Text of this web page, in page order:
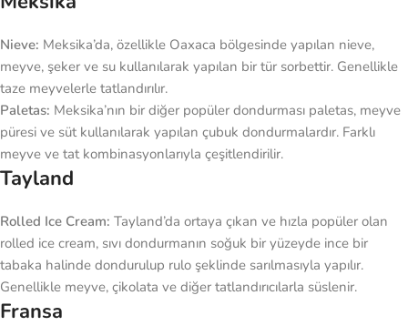
Nieve: Meksika’da, özellikle Oaxaca bölgesinde yapılan nieve,
meyve, şeker ve su kullanılarak yapılan bir tür sorbettir. Genellikle
taze meyvelerle tatlandırılır.
Paletas: Meksika’nın bir diğer popüler dondurması paletas, meyve
püresi ve süt kullanılarak yapılan çubuk dondurmalardır. Farklı
meyve ve tat kombinasyonlarıyla çeşitlendirilir.
Tayland
Rolled Ice Cream: Tayland’da ortaya çıkan ve hızla popüler olan
rolled ice cream, sıvı dondurmanın soğuk bir yüzeyde ince bir
tabaka halinde dondurulup rulo şeklinde sarılmasıyla yapılır.
Genellikle meyve, çikolata ve diğer tatlandırıcılarla süslenir.
Fransa